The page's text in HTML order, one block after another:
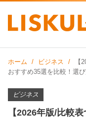
ホーム ビジネス
【
おすすめ35選を比較！選
ビジネス
【2026年版/比較